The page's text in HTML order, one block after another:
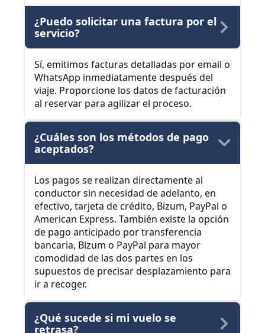
¿Puedo solicitar una factura por el
servicio?
Sí, emitimos facturas detalladas por email o
WhatsApp inmediatamente después del
viaje. Proporcione los datos de facturación
al reservar para agilizar el proceso.
¿Cuáles son los métodos de pago
aceptados?
Los pagos se realizan directamente al
conductor sin necesidad de adelanto, en
efectivo, tarjeta de crédito, Bizum, PayPal o
American Express. También existe la opción
de pago anticipado por transferencia
bancaria, Bizum o PayPal para mayor
comodidad de las dos partes en los
supuestos de precisar desplazamiento para
ir a recoger.
¿Qué sucede si mi vuelo se
retrasa?